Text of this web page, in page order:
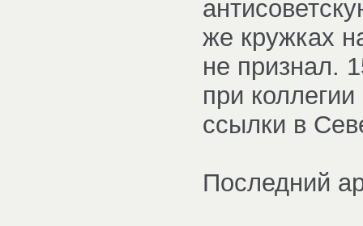
же кружках
не признал.
при
ссылки в
Последний